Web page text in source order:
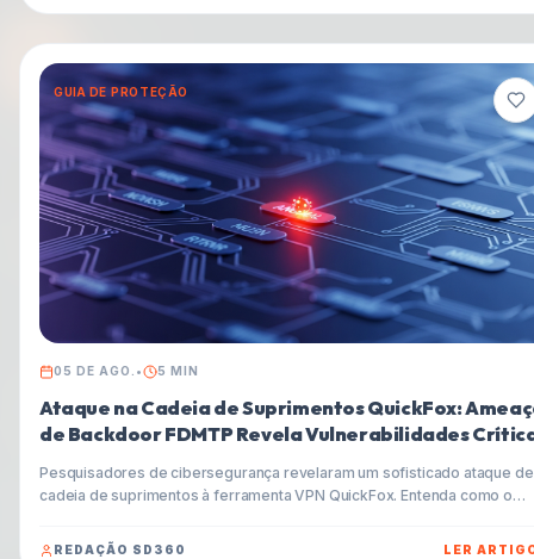
GUIA DE PROTEÇÃO
05 DE AGO. • 5 MIN
Ataque na Cadeia de Suprimentos QuickFox:
de Backdoor FDMTP Revela Vulnerabilidades
Pesquisadores de cibersegurança revelaram um sofisticado ataque de
cadeia de suprimentos à ferramenta VPN QuickFox. Entenda como o
e aprenda dicas essenciais para proteger-se contra esse tipo de
REDAÇÃO SD360 LER